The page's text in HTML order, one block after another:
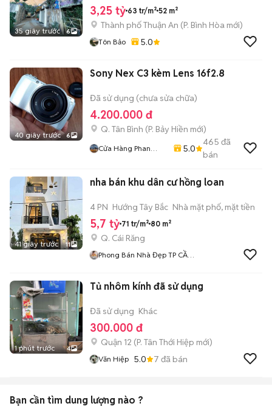
35 giây trước 6
3,25 tỷ 63 tr/m² 52 m²
Thành phố Thuận An (P. Bình Hòa mới)
Tôn Bảo 5.0
40 giây trước 6
Sony Nex C3 kèm Lens 16f2.8
Đã sử dụng (chưa sửa chữa)
4.200.000 đ
Q. Tân Bình (P. Bảy Hiền mới)
Cửa Hàng Phan
5.0
465 đã
bán
41 giây trước 11
nha bán khu dân cư hồng loan
4 PN Hướng Tây Bắc Nhà mặt phố, mặt tiền
5,7 tỷ 71 tr/m² 80 m²
Q. Cái Răng
Phong Bán Nhà Đẹp TP CẦN
1 phút trước 4
Tủ nhôm kính đã sử dụng
Đã sử dụng Khác
300.000 đ
Quận 12 (P. Tân Thới Hiệp mới)
Văn Hiệp 5.0 7 đã bán
Bạn cần tìm dung lượng nào ?